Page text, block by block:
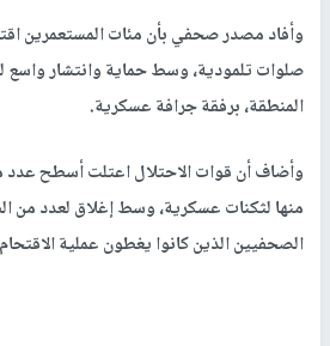
وأفاد مصدر صحفي بأن مئات المستعمرين
صلوات تلمودية، وسط حماية وانتشار واسع
المنطقة، برفقة جرافة عسكرية.
وأضاف أن قوات الاحتلال اعتلت أسطح عدد
منها لثكنات عسكرية، وسط إغلاق لعدد من
الصحفيين الذين كانوا يغطون عملية